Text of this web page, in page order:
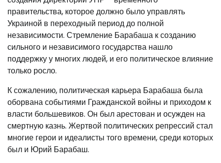
правительства, которое должно было управлять
Украиной в переходный период до полной
независимости. Стремление Барабаша к созданию
сильного и независимого государства нашло
поддержку у многих людей, и его политическое влияние
только росло.
К сожалению, политическая карьера Барабаша была
оборвана событиями Гражданской войны и приходом к
власти большевиков. Он был арестован и осужден на
смертную казнь. Жертвой политических репрессий стал
многие герои и идеалисты того времени, среди которых
был и Юрий Барабаш.